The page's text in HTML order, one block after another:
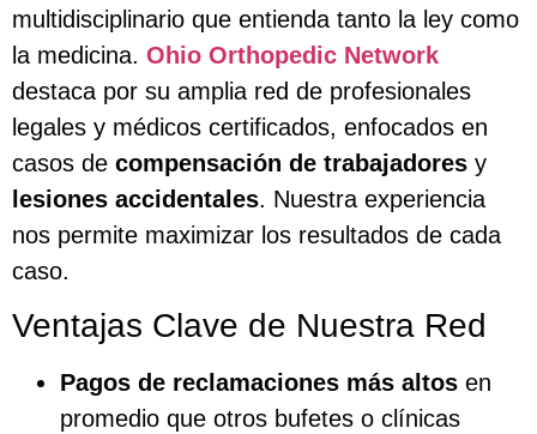
multidisciplinario que entienda tanto la ley como
la medicina. Ohio Orthopedic Network
destaca por su amplia red de profesionales
legales y médicos certificados, enfocados en
casos de compensación de trabajadores y
lesiones accidentales. Nuestra experiencia
nos permite maximizar los resultados de cada
caso.
Ventajas Clave de Nuestra Red
Pagos de reclamaciones más altos en
promedio que otros bufetes o clínicas